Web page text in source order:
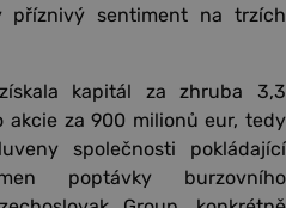
příznivý sentiment na trzích
kapitál za zhruba 3,3
akcie za 900 milionů eur, tedy
společnosti pokládající
poptávky burzovního